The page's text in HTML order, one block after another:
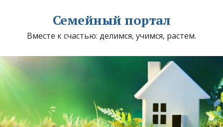
Семейный портал
Вместе к счастью: делимся, учимся, растем.